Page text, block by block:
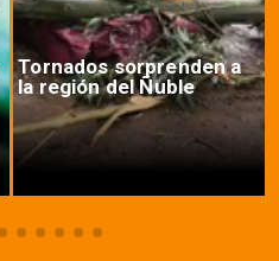
Tornados sorprenden a
la región del Ñuble